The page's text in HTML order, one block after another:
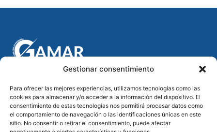
Gestionar consentimiento
Para ofrecer las mejores experiencias, utilizamos tecnologías como las
cookies para almacenar y/o acceder a la información del dispositivo. El
consentimiento de estas tecnologías nos permitirá procesar datos como
el comportamiento de navegación o las identificaciones únicas en este
sitio. No consentir o retirar el consentimiento, puede afectar
reparaciondepersianasgamar@gmail.com
+34 618 50 70 53
931426203